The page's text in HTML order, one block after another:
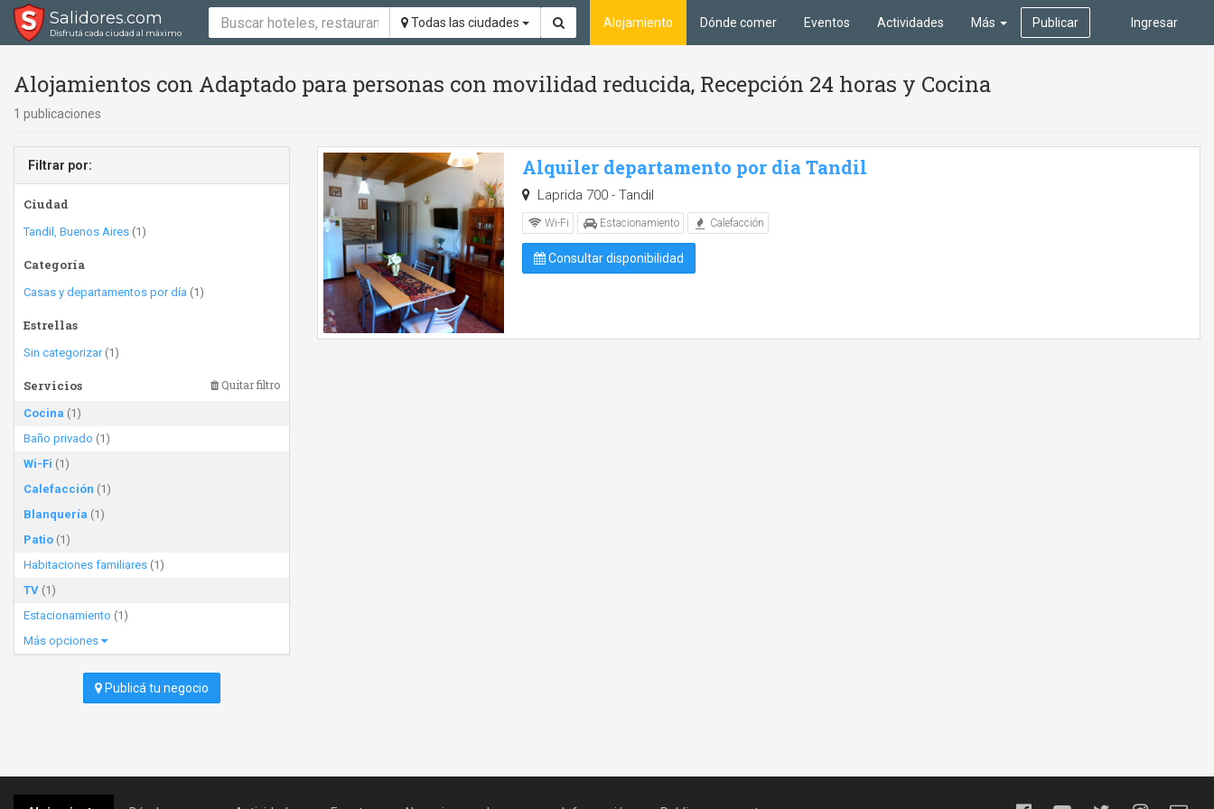
Salidores.com
Disfrutá cada ciudad al máximo
Todas las ciudades Ingresar
Alojamiento Dónde comer Eventos Actividades Más Publicar
Alojamientos con Adaptado para personas con movilidad reducida, Recepción 24 horas y Cocina
1 publicaciones
Filtrar por:
Ciudad
Tandil, Buenos Aires (1)
Categoría
Casas y departamentos por día (1)
Estrellas
Sin categorizar(1)
Servicios Quitar filtro
Cocina (1)
Baño privado (1)
Wi-Fi (1)
Calefacción (1)
Blanquería (1)
Patio (1)
Habitaciones familiares (1)
TV (1)
Estacionamiento (1)
Más opciones
Publicá tu negocio
Alquiler departamento por dia Tandil
Laprida 700 - Tandil
Wi-Fi Estacionamiento Calefacción
Consultar disponibilidad